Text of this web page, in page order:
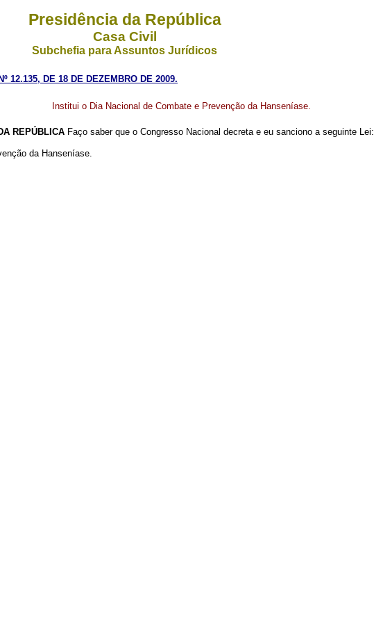
Presidência da República
Casa Civil
Subchefia para Assuntos Jurídicos
12.135, DE 18 DE DEZEMBRO DE 2009.
Institui o Dia Nacional de Combate e Prevenção da Hanseníase.
REPÚBLICA Faço saber que o Congresso Nacional decreta e eu sanciono a seguinte Lei:
da Hanseníase.